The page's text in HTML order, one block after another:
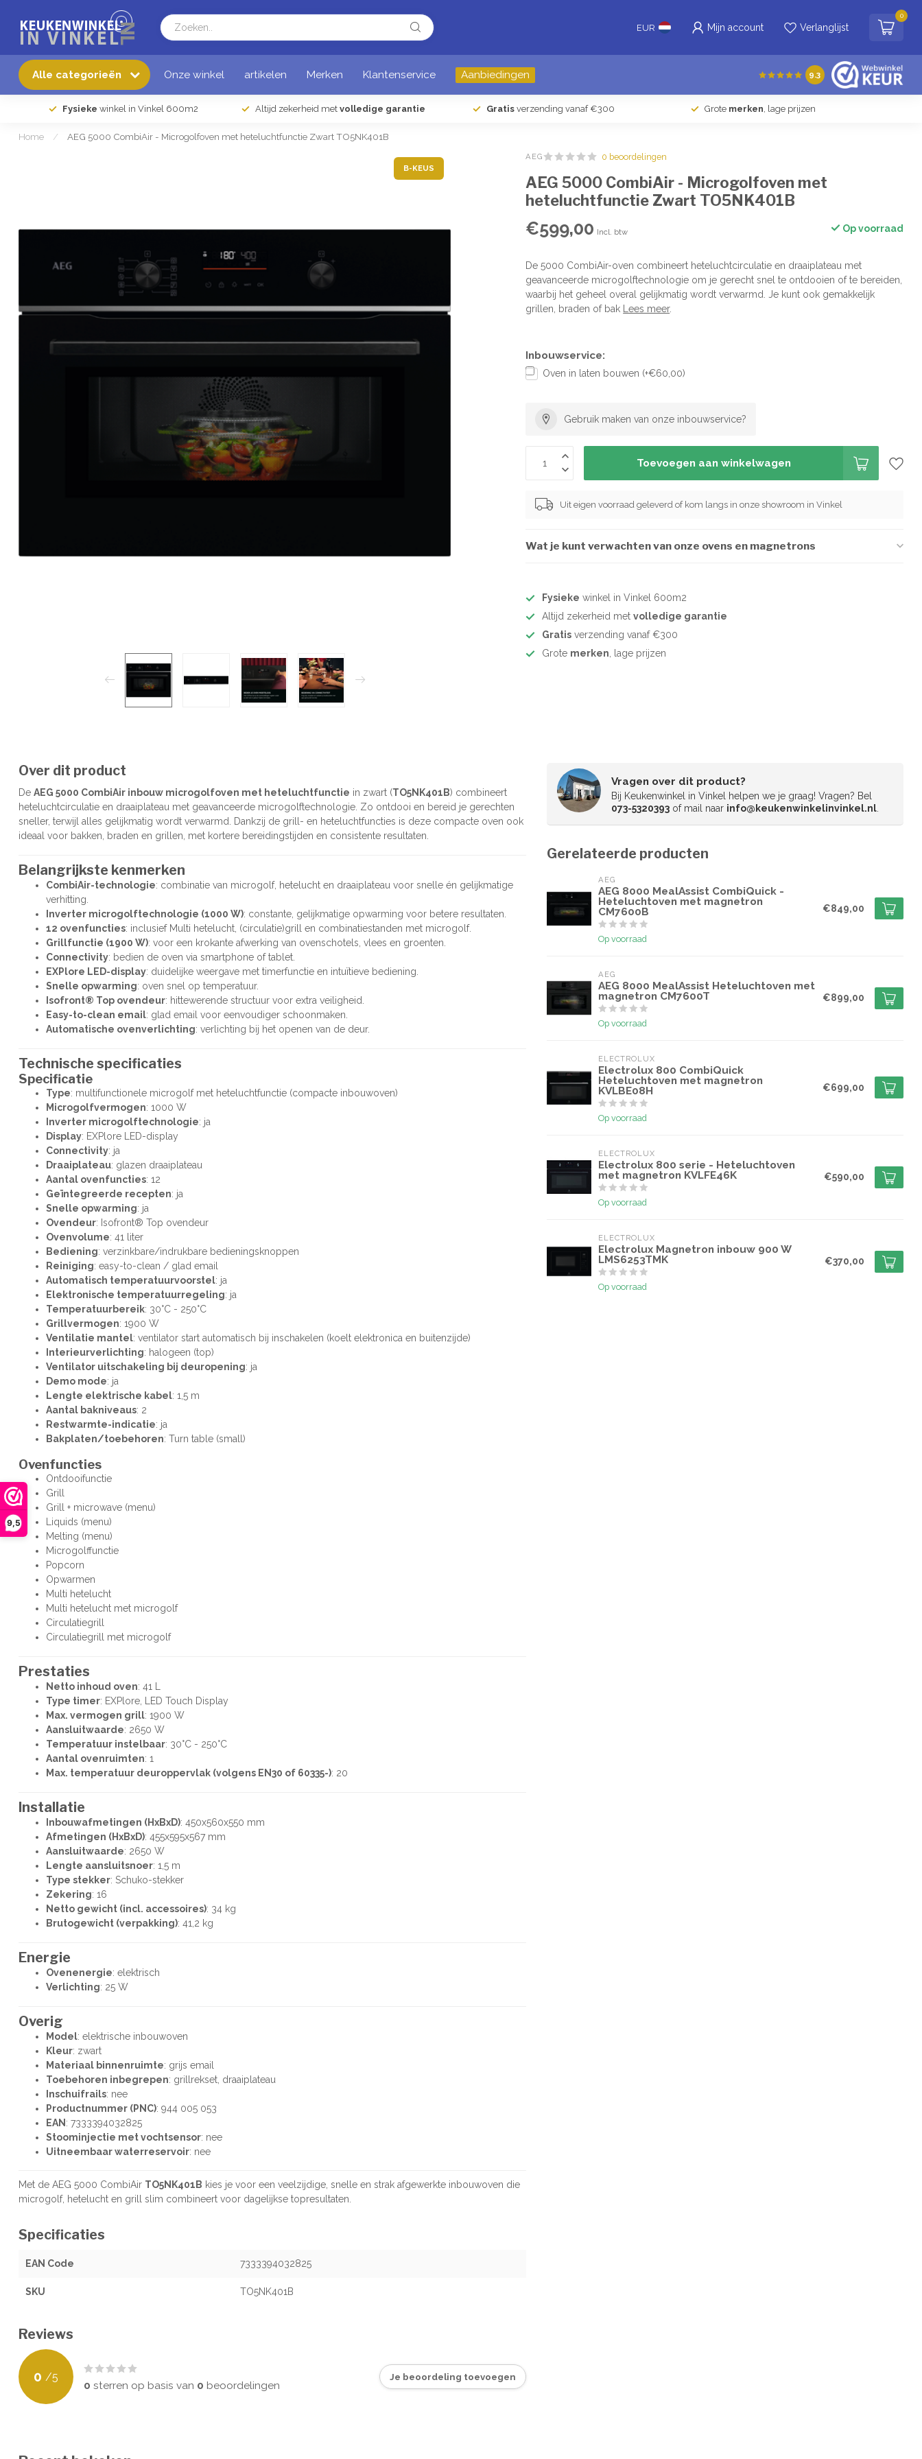
9,5
EUR Mijn account Verlanglijst
0
Alle categorieën Onze winkel artikelen Merken Klantenservice Aanbiedingen 9.3
Fysieke winkel in Vinkel 600m2 Altijd zekerheid met volledige garantie Gratisverzending vanaf €300 Grote merken, lage prijzen
Home / AEG 5000 CombiAir - Microgolfoven met heteluchtfunctie Zwart TO5NK401B
B-KEUS
AEG 0 beoordelingen
AEG 5000 CombiAir - Microgolfoven met
heteluchtfunctie Zwart TO5NK401B
€599,00 Incl. btw Op voorraad
De 5000 CombiAir-oven combineert heteluchtcirculatie en draaiplateau met
geavanceerde microgolftechnologie om je gerecht snel te ontdooien of te bereiden,
waarbij het geheel overal gelijkmatig wordt verwarmd. Je kunt ook gemakkelijk
grillen, braden of bak
Lees meer.
Inbouwservice:
Oven in laten bouwen (+€60,00)
Gebruik maken van onze inbouwservice?
Toevoegen aan winkelwagen
Uit eigen voorraad geleverd of kom langs in onze showroom in Vinkel
Wat je kunt verwachten van onze ovens en magnetrons
Fysieke winkel in Vinkel 600m2
Altijd zekerheid metvolledige garantie
Gratis verzending vanaf €300
Grote merken , lage prijzen
Over dit product
De AEG 5000 CombiAir inbouw microgolfoven met heteluchtfunctie in zwart (TO5NK401B) combineert
heteluchtcirculatie en draaiplateau met geavanceerde microgolftechnologie. Zo ontdooi en bereid je gerechten
sneller, terwijl alles gelijkmatig wordt verwarmd. Dankzij de grill- en heteluchtfuncties is deze compacte oven ook
ideaal voor bakken, braden en grillen, met kortere bereidingstijden en consistente resultaten.
Belangrijkste kenmerken
CombiAir-technologie: combinatie van microgolf, hetelucht en draaiplateau voor snelle én gelijkmatige
verhitting.
Inverter microgolftechnologie (1000 W): constante, gelijkmatige opwarming voor betere resultaten.
12 ovenfuncties: inclusief Multi hetelucht, (circulatie)grill en combinatiestanden met microgolf.
Grillfunctie (1900 W): voor een krokante afwerking van ovenschotels, vlees en groenten.
Connectivity: bedien de oven via smartphone of tablet.
EXPlore LED-display: duidelijke weergave met timerfunctie en intuïtieve bediening.
Snelle opwarming: oven snel op temperatuur.
Isofront® Top ovendeur: hittewerende structuur voor extra veiligheid.
Easy-to-clean email: glad email voor eenvoudiger schoonmaken.
Automatische ovenverlichting: verlichting bij het openen van de deur.
Technische specificaties
Specificatie
Type: multifunctionele microgolf met heteluchtfunctie (compacte inbouwoven)
Microgolfvermogen: 1000 W
Inverter microgolftechnologie: ja
Display: EXPlore LED-display
Connectivity: ja
Draaiplateau: glazen draaiplateau
Aantal ovenfuncties: 12
Geïntegreerde recepten: ja
Snelle opwarming: ja
Ovendeur: Isofront® Top ovendeur
Ovenvolume: 41 liter
Bediening: verzinkbare/indrukbare bedieningsknoppen
Reiniging: easy-to-clean / glad email
Automatisch temperatuurvoorstel: ja
Elektronische temperatuurregeling: ja
Temperatuurbereik: 30°C - 250°C
Grillvermogen: 1900 W
Ventilatie mantel: ventilator start automatisch bij inschakelen (koelt elektronica en buitenzijde)
Interieurverlichting: halogeen (top)
Ventilator uitschakeling bij deuropening: ja
Demo mode: ja
Lengte elektrische kabel: 1,5 m
Aantal bakniveaus: 2
Restwarmte-indicatie: ja
Bakplaten/toebehoren: Turn table (small)
Ovenfuncties
Ontdooifunctie
Grill
Grill + microwave (menu)
Liquids (menu)
Melting (menu)
Microgolffunctie
Popcorn
Opwarmen
Multi hetelucht
Multi hetelucht met microgolf
Circulatiegrill
Circulatiegrill met microgolf
Prestaties
Netto inhoud oven: 41 L
Type timer: EXPlore, LED Touch Display
Max. vermogen grill: 1900 W
Aansluitwaarde: 2650 W
Temperatuur instelbaar: 30°C - 250°C
Aantal ovenruimten: 1
Max. temperatuur deuroppervlak (volgens EN30 of 60335-): 20
Installatie
Inbouwafmetingen (HxBxD): 450x560x550 mm
Afmetingen (HxBxD): 455x595x567 mm
Aansluitwaarde: 2650 W
Lengte aansluitsnoer: 1,5 m
Type stekker: Schuko-stekker
Zekering: 16
Netto gewicht (incl. accessoires): 34 kg
Brutogewicht (verpakking): 41,2 kg
Energie
Ovenenergie: elektrisch
Verlichting: 25 W
Overig
Model: elektrische inbouwoven
Kleur: zwart
Materiaal binnenruimte: grijs email
Toebehoren inbegrepen: grillrekset, draaiplateau
Inschuifrails: nee
Productnummer (PNC): 944 005 053
EAN: 7333394032825
Stoominjectie met vochtsensor: nee
Uitneembaar waterreservoir: nee
Met de AEG 5000 CombiAir TO5NK401B kies je voor een veelzijdige, snelle en strak afgewerkte inbouwoven die
microgolf, hetelucht en grill slim combineert voor dagelijkse topresultaten.
Specificaties
EAN Code 7333394032825
SKU TO5NK401B
Reviews
0 /5
0 sterren op basis van 0 beoordelingen
Je beoordeling toevoegen
Vragen over dit product?
Bij Keukenwinkel in Vinkel helpen we je graag! Vragen? Bel
073-5320393 of mail naar info@keukenwinkelinvinkel.nl
Gerelateerde producten
AEG
AEG 8000 MealAssist CombiQuick -
Heteluchtoven met magnetron
CM7600B
Op voorraad
€849,00
AEG
AEG 8000 MealAssist Heteluchtoven met
magnetron CM7600T
Op voorraad
€899,00
ELECTROLUX
Electrolux 800 CombiQuick
Heteluchtoven met magnetron
KVLBE08H
Op voorraad
€699,00
ELECTROLUX
Electrolux 800 serie - Heteluchtoven
met magnetron KVLFE46K
Op voorraad
€590,00
ELECTROLUX
Electrolux Magnetron inbouw 900 W
LMS6253TMK
Op voorraad
€370,00